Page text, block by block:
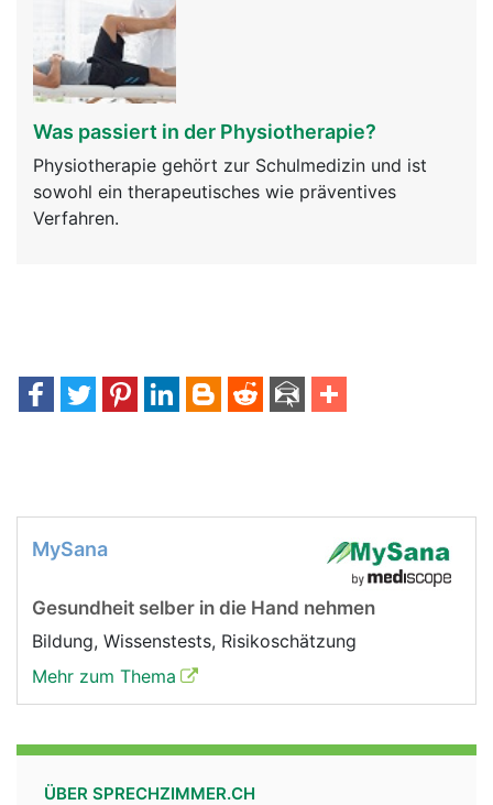
Was passiert in der Physiotherapie?
Physiotherapie gehört zur Schulmedizin und ist
sowohl ein therapeutisches wie präventives
Verfahren.
MySana
Gesundheit selber in die Hand nehmen
Bildung, Wissenstests, Risikoschätzung
Mehr zum Thema
ÜBER SPRECHZIMMER.CH